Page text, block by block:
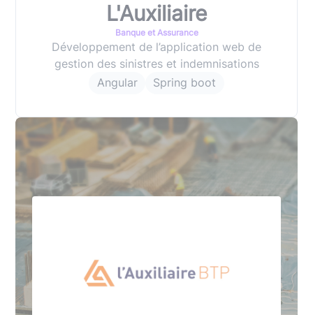
L'Auxiliaire
Banque et Assurance
Développement de l’application web de
gestion des sinistres et indemnisations
Angular
Spring boot